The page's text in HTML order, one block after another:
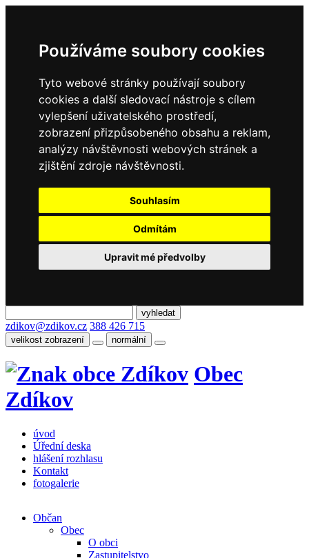
Používáme soubory cookies
Tyto webové stránky používají soubory
cookies a další sledovací nástroje s cílem
vylepšení uživatelského prostředí,
zobrazení přizpůsobeného obsahu a reklam,
analýzy návštěvnosti webových stránek a
zjištění zdroje návštěvnosti.
Souhlasím
Odmítám
Upravit mé předvolby
zdikov@zdikov.cz 388 426 715
velikost zobrazení normální
Obec
Zdíkov
úvod
Úřední deska
hlášení rozhlasu
Kontakt
fotogalerie
Občan
Obec
O obci
Zastupitelstvo